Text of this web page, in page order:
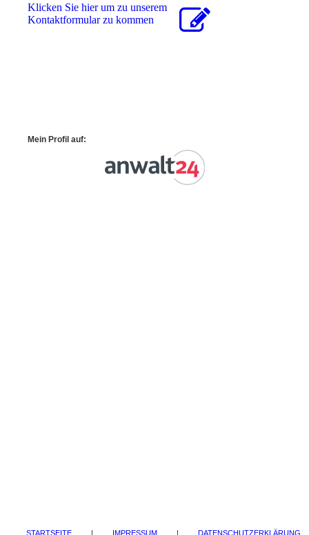
Klicken Sie hier um zu unserem
Kon­takt­for­mu­lar zu kommen
Mein Profil auf:
STARTSEITE | IMPRESSUM | DATENSCHUTZERKLÄRUNG